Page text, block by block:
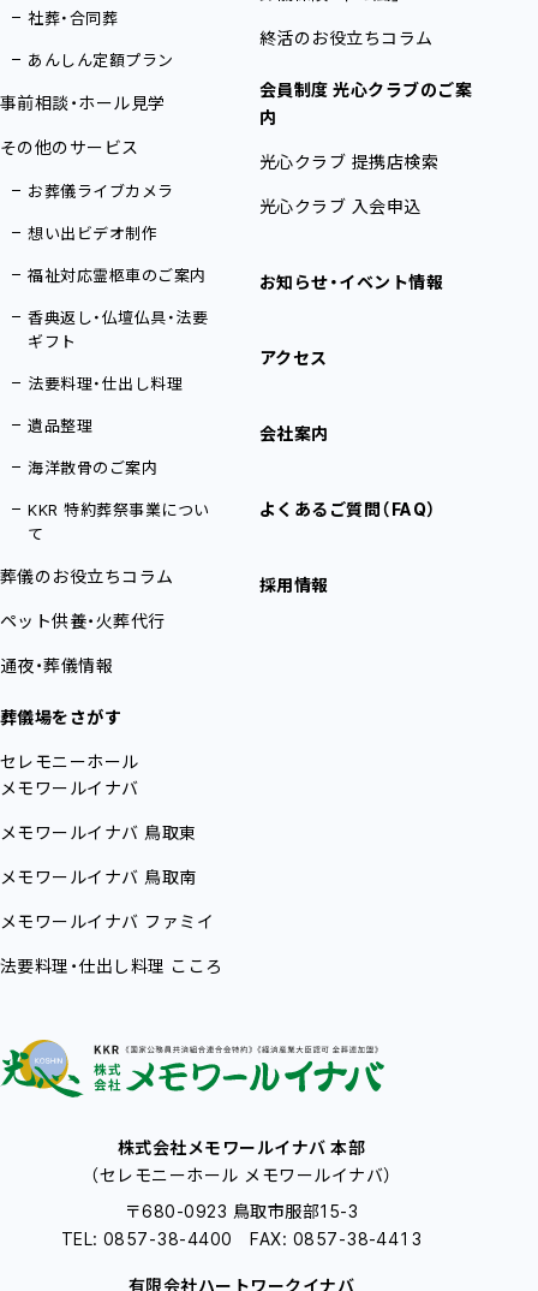
社葬・合同葬
あんしん定額プラン
事前相談・ホール見学
その他のサービス
お葬儀ライブカメラ
想い出ビデオ制作
福祉対応霊柩車のご案内
香典返し・仏壇仏具・法要
ギフト
法要料理・仕出し料理
遺品整理
海洋散骨のご案内
KKR 特約葬祭事業につい
て
葬儀のお役立ちコラム
ペット供養・火葬代行
通夜・葬儀情報
葬儀場をさがす
セレモニーホール
メモワールイナバ
メモワールイナバ 鳥取東
メモワールイナバ 鳥取南
メモワールイナバ ファミイ
法要料理・仕出し料理 こころ
終活のお役立ちコラム
会員制度 光心クラブのご案
内
光心クラブ 提携店検索
光心クラブ 入会申込
お知らせ・イベント情報
アクセス
会社案内
よくあるご質問（FAQ）
採用情報
株式会社メモワールイナバ 本部
（セレモニーホール メモワールイナバ）
〒680-0923 鳥取市服部15-3
TEL: 0857-38-4400 FAX: 0857-38-4413
有限会社ハートワークイナバ